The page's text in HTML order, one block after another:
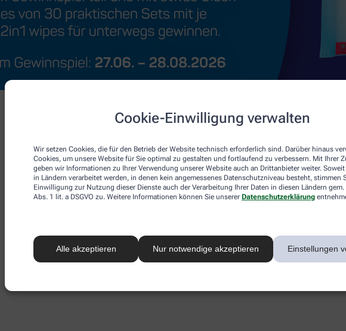
Cookie-Einwilligung verwalten
Wir setzen Cookies, die für den Betrieb der Website technisch erforderlich sind. Darüber hinaus
Cookies, um unsere Website für Sie optimal zu gestalten und fortlaufend zu verbessern. Mit Ihrer
geben wir Informationen zu Ihrer Verwendung unserer Website auch an Drittanbieter weiter. Soweit
in Ländern verarbeitet werden, in denen kein angemessenes Datenschutzniveau besteht, stimmen
Einwilligung zur Nutzung dieser Dienste auch der Verarbeitung Ihrer Daten in diesen Ländern
Abs. 1 lit. a DSGVO zu. Weitere Informationen können Sie unserer Datenschutzerklärung
Alle akzeptieren Nur notwendige akzeptieren Einstellungen